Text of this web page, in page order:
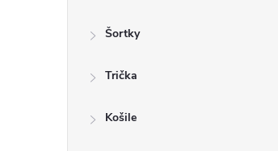
Šortky
Trička
Košile